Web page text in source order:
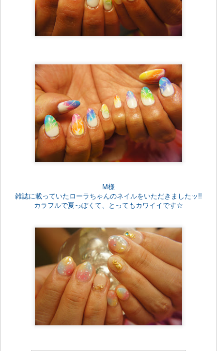
M様
雑誌に載っていたローラちゃんのネイルをいただきましたッ!!
カラフルで夏っぽくて、とってもカワイイです☆